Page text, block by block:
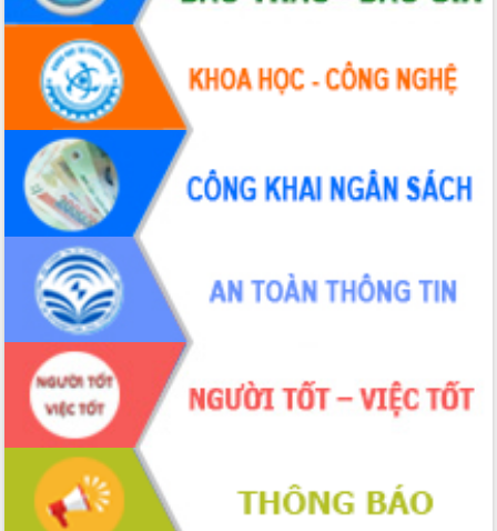
Chủ tịch UBND tỉnh Tạ Anh Tuấn thăm,
chúc mừng các bệnh viện nhân Ngày
Thầy thuốc Việt Nam
Rộn ràng lễ hội truyền thống Sông
nước Đà Nông lần thứ I năm 2026
Kỳ họp Chuyên đề lần thứ Năm, HĐND
tỉnh Đắk Lắk thông qua các nghị quyết
quan trọng
Thống nhất danh sách giới thiệu ứng
cử đại biểu Quốc hội khoá XVI và đại
biểu HĐND tỉnh Đắk Lắk, nhiệm kỳ
2026-2031
Phát động hai phong trào thi đua quan
trọng trong kỷ nguyên mới
Hội nghị lần thứ tư Ban Chỉ đạo công
tác bầu cử tỉnh Đắk Lắk
Hội nghị Báo cáo viên Trung ương
tháng 01/2026
Phó Thủ tướng Hồ Quốc Dũng đánh giá
cao kết quả Chiến dịch Quang Trung
tại Đắk Lắk